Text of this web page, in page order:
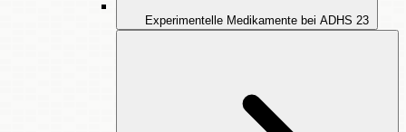
Experimentelle Medikamente bei ADHS 23